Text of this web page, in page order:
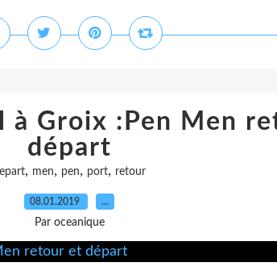
à Groix :Pen Men
départ
, men, pen, port, retour
08.01.2019 …
Par oceanique